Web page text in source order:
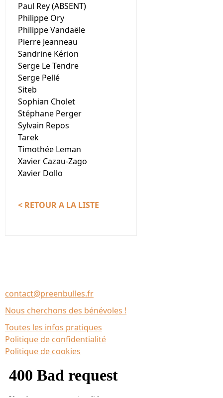
Paul Rey (ABSENT)
Philippe Ory
Philippe Vandaële
Pierre Jeanneau
Sandrine Kérion
Serge Le Tendre
Serge Pellé
Siteb
Sophian Cholet
Stéphane Perger
Sylvain Repos
Tarek
Timothée Leman
Xavier Cazau-Zago
Xavier Dollo
< RETOUR A LA LISTE
contact@preenbulles.fr
Nous cherchons des bénévoles !
Toutes les infos pratiques
Politique de confidentialité
Politique de cookies